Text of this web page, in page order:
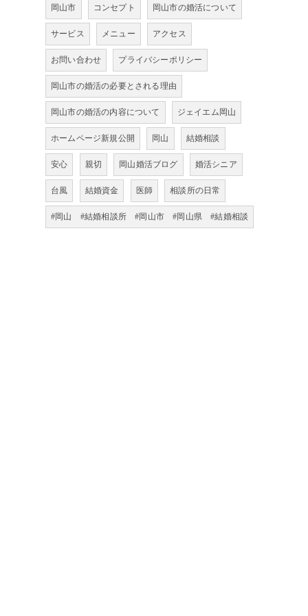
岡山市 コンセプト 岡山市の婚活について
サービス メニュー アクセス
お問い合わせ プライバシーポリシー
岡山市の婚活の必要とされる理由
岡山市の婚活の内容について ジェイエム岡山
ホームページ新規公開 岡山 結婚相談
安心 親切 岡山婚活ブログ 婚活シニア
台風 結婚資金 医師 相談所の日常
#岡山 #結婚相談所 #岡山市 #岡山県 #結婚相談